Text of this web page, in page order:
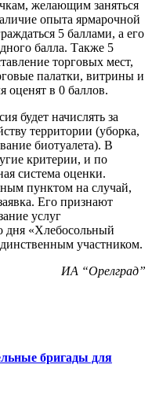
желающим заняться
опыта ярмарочной
5 баллами, а его
балла. Также 5
торговых мест,
палатки, витрины и
оценят в 0 баллов.
будет начислять за
территории (уборка,
биотуалета). В
критерии, и по
система оценки.
пунктом на случай,
Его признают
услуг
дня «Хлебосольный
участником.
ИА “Орелград”
бригады для